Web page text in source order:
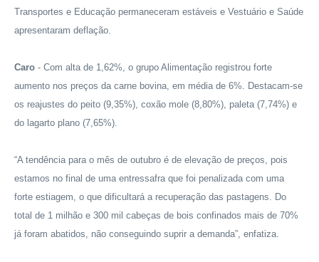
Transportes e Educação permaneceram estáveis e Vestuário e Saúde
apresentaram deflação.
Caro - Com alta de 1,62%, o grupo Alimentação registrou forte
aumento nos preços da carne bovina, em média de 6%. Destacam-se
os reajustes do peito (9,35%), coxão mole (8,80%), paleta (7,74%) e
do lagarto plano (7,65%).
“A tendência para o mês de outubro é de elevação de preços, pois
estamos no final de uma entressafra que foi penalizada com uma
forte estiagem, o que dificultará a recuperação das pastagens. Do
total de 1 milhão e 300 mil cabeças de bois confinados mais de 70%
já foram abatidos, não conseguindo suprir a demanda”, enfatiza.